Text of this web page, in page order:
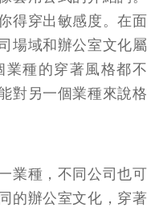
得穿出敏感度。在面
場域和辦公室文化屬
種的穿著風格都不
對另一個業種來說格
業種，不同公司也可
的辦公室文化，穿著